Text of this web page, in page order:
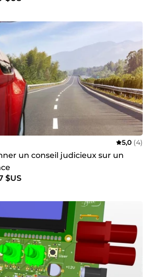
5,0 (4)
un conseil judicieux sur un
$US